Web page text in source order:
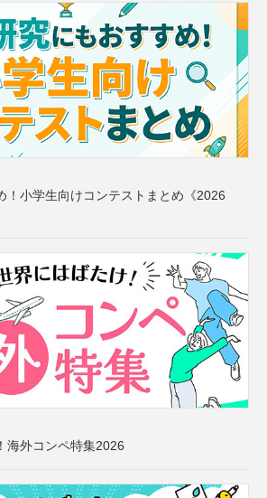
！小学生向けコンテストまとめ《2026
海外コンペ特集2026